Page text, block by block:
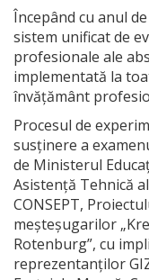
Începând cu anul
sistem unificat de
profesionale ale
implementată la
învățământ
Procesul de
susținere a
de Ministerul
Asistență Tehnică
CONSEPT,
meşteşugarilor
Rotenburg”, cu
reprezentanților